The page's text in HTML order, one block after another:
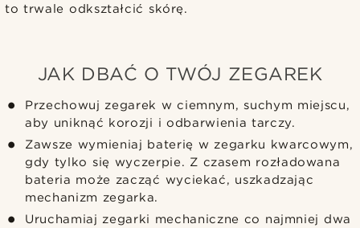
to trwale odkształcić skórę.
JAK DBAĆ O TWÓJ ZEGAREK
Przechowuj zegarek w ciemnym, suchym miejscu,
aby uniknąć korozji i odbarwienia tarczy.
Zawsze wymieniaj baterię w zegarku kwarcowym,
gdy tylko się wyczerpie. Z czasem rozładowana
bateria może zacząć wyciekać, uszkadzając
mechanizm zegarka.
Uruchamiaj zegarki mechaniczne co najmniej dwa